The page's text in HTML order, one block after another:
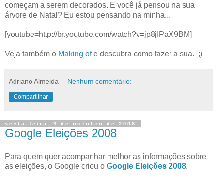
começam a serem decorados. E você já pensou na sua
árvore de Natal? Eu estou pensando na minha...
[youtube=http://br.youtube.com/watch?v=jp8jIPaX9BM]
Veja também o Making ofe descubra como fazer a sua. ;)
Adriano Almeida Nenhum comentário:
Compartilhar
sexta-feira, 3 de outubro de 2008
Google Eleições 2008
Para quem quer acompanhar melhor as informações sobre
as eleições, o Google criou o Google Eleições 2008.